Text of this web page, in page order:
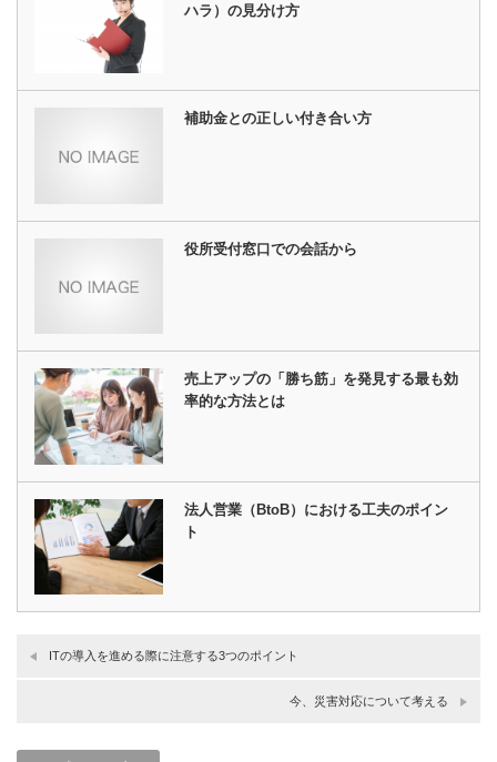
ハラ）の見分け方
補助金との正しい付き合い方
役所受付窓口での会話から
売上アップの「勝ち筋」を発見する最も効
率的な方法とは
法人営業（BtoB）における工夫のポイン
ト
ITの導入を進める際に注意する3つのポイント
今、災害対応について考える